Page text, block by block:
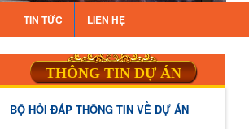
TIN TỨC LIÊN HỆ
THÔNG TIN DỰ ÁN
BỘ HỎI ĐÁP THÔNG TIN VỀ DỰ ÁN